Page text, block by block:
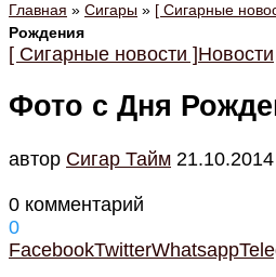
Главная » Сигары » [ Сигарные
Рождения
[ Сигарные новости ]Новости
Фото с Дня
автор Cигар Тайм 21.10.2014
0 комментарий
0
FacebookTwitterWhatsapp